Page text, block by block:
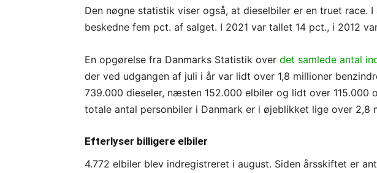
Den nøgne statistik viser også, at dieselbiler er en truet race.
beskedne fem pct. af salget. I 2021 var tallet 14 pct., i 2012
En opgørelse fra Danmarks Statistik over det samlede antal
der ved udgangen af juli i år var lidt over 1,8 millioner
739.000 dieseler, næsten 152.000 elbiler og lidt over 115.000
totale antal personbiler i Danmark er i øjeblikket lige over 2,8
Efterlyser billigere elbiler
4.772 elbiler blev indregistreret i august. Siden årsskiftet er